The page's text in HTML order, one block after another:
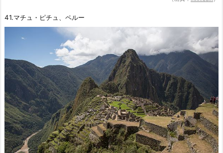
41.マチュ・ピチュ、ペルー